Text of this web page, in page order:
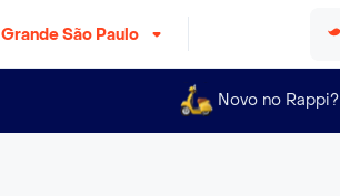
Grande São Paulo
Novo no Rappi?